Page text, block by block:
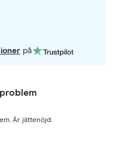
på
Är jättenöjd.